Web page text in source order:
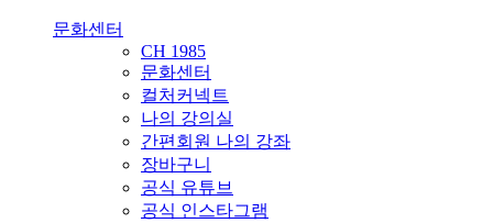
문화센터
CH 1985
문화센터
컬처커넥트
나의 강의실
간편회원 나의 강좌
장바구니
공식 유튜브
공식 인스타그램